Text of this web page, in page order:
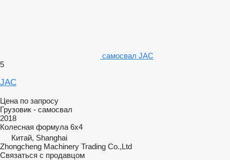
самосвал JAC
5
JAC
Цена по запросу
Грузовик - самосвал
2018
Колесная формула 6x4
Китай, Shanghai
Zhongcheng Machinery Trading Co.,Ltd
Связаться с продавцом